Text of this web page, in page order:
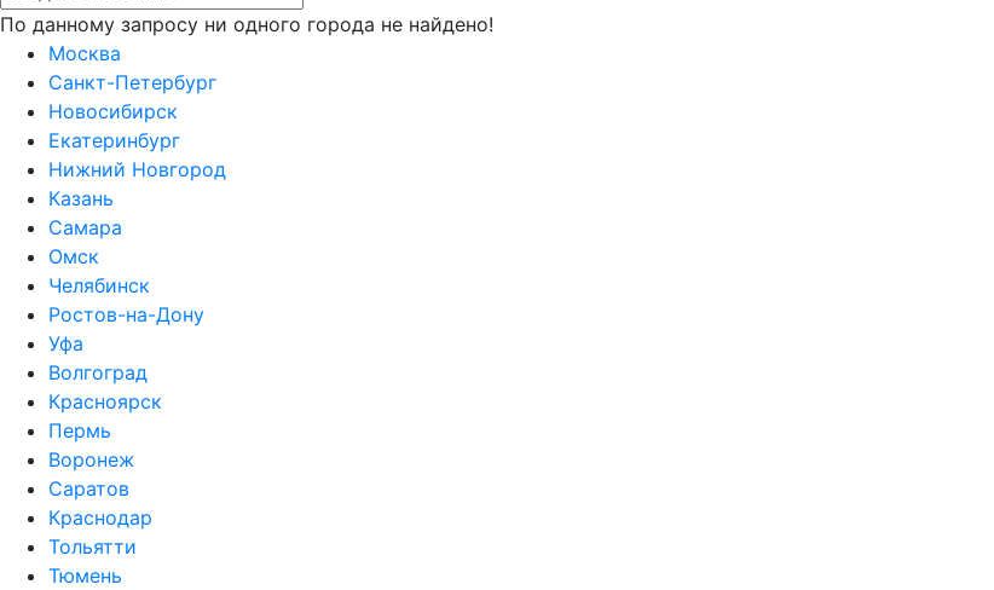
По данному запросу ни одного города не найдено!
Москва
Санкт-Петербург
Новосибирск
Екатеринбург
Нижний Новгород
Казань
Самара
Омск
Челябинск
Ростов-на-Дону
Уфа
Волгоград
Красноярск
Пермь
Воронеж
Саратов
Краснодар
Тольятти
Тюмень